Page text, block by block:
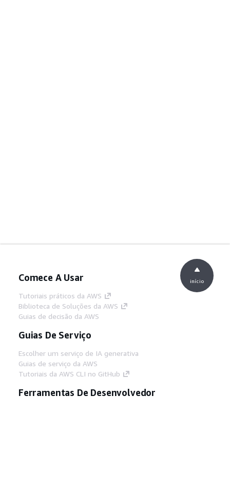
Comece A Usar
Tutoriais práticos da AWS
Biblioteca de Soluções da AWS
Guias de decisão da AWS
Guias De Serviço
Escolher um serviço de IA generativa
Guias de serviço da AWS
Tutoriais da AWS CLI no GitHub
Ferramentas De Desenvolvedor
início